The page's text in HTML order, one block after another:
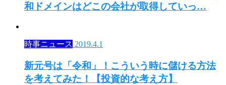
和ドメインはどこの会社が取得していっ…
時事ニュース 2019.4.1
新元号は「令和」！こういう時に儲ける方法
を考えてみた！【投資的な考え方】